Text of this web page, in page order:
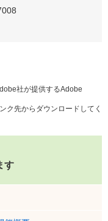
社が提供するAdobe
ク先からダウンロードしてく
す